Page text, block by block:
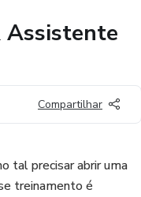
Assistente
Compartilhar
tal precisar abrir uma
treinamento é